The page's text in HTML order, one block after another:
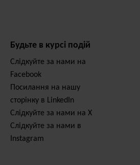
Будьте в курсі подій
Слідкуйте за нами на
Facebook
Посилання на нашу
сторінку в LinkedIn
Слідкуйте за нами на X
Слідкуйте за нами в
Instagram